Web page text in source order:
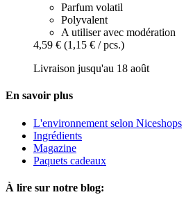
Parfum volatil
Polyvalent
A utiliser avec modération
4,59 € (1,15 € / pcs.)
Livraison jusqu'au 18 août
En savoir plus
L'environnement selon Niceshops
Ingrédients
Magazine
Paquets cadeaux
À lire sur notre blog: